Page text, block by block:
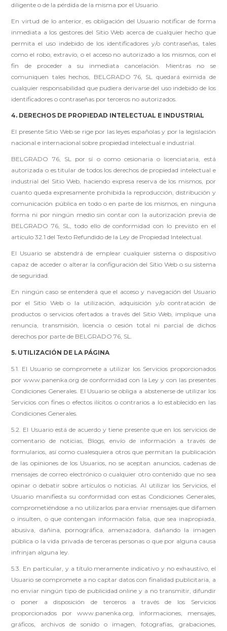
diligente o de la pérdida de la misma por el Usuario.
En virtud de lo anterior, es obligación del Usuario notificar de forma
inmediata a los gestores del Sitio Web acerca de cualquier hecho que
permita el uso indebido de los identificadores y/o contraseñas, tales
como el robo, extravío, o el acceso no autorizado a los mismos, con el
fin de proceder a su inmediata cancelación. Mientras no se
comuniquen tales hechos, BELGRADO 76, SL quedará eximida de
cualquier responsabilidad que pudiera derivarse del uso indebido de los
identificadores o contraseñas por terceros no autorizados.
4. DERECHOS DE PROPIEDAD INTELECTUAL E INDUSTRIAL
El presente Sitio Web se rige por las leyes españolas y por la legislación
nacional e internacional sobre propiedad intelectual e industrial.
BELGRADO 76, SL por sí o como cesionaria o licenciataria, está
autorizada o es titular de todos los derechos de propiedad intelectual e
industrial del Sitio Web, haciendo expresa reserva de los mismos, por
cuanto queda expresamente prohibida la reproducción, distribución y
comunicación pública en todo o en parte de los mismos, en ninguna
forma ni por ningún medio sin contar con la autorización previa de
BELGRADO 76, SL, todo ello de conformidad con lo previsto en el
artículo 32.1 del Texto Refundido de la Ley de Propiedad Intelectual.
El Usuario se abstendrá de emplear cualquier sistema o dispositivo
capaz de acceder o alterar la configuración del Sitio Web o su sistema
de seguridad.
En ningún caso se entenderá que el acceso y navegación del Usuario
por el Sitio Web o la utilización, adquisición y/o contratación de
productos o servicios ofertados a través del Sitio Web, implique una
renuncia, transmisión, licencia o cesión total ni parcial de dichos
derechos por parte de BELGRADO 76, SL.
5. UTILIZACIÓN DE LA PÁGINA
5.1. El Usuario se compromete a utilizar los Servicios proporcionados
por www.panenka.org de conformidad con la Ley y con las presentes
Condiciones Generales. El Usuario se obliga a abstenerse de utilizar los
Servicios con fines o efectos ilícitos o contrarios a lo establecido en las
Condiciones Generales.
5.2. El Usuario está de acuerdo y tiene presente que en los servicios de
comentario de noticias, Blogs, envío de información a través de
formularios, así como cualesquiera otros que permitan la publicación
de las opiniones de los Usuarios, no se aceptan anuncios, cadenas de
mensajes de correo electrónico o cualquier otro contenido que no sea
opinar o debatir sobre artículos o noticias. Al utilizar los Servicios, el
Usuario manifiesta su conformidad con estas Condiciones Generales,
comprometiéndose a no utilizarlos para enviar mensajes que difamen
o insulten, o que contengan información falsa, que sea inapropiada,
abusiva, dañina, pornográfica, amenazadora, dañando la imagen
pública o la vida privada de terceras personas o que por alguna causa
infrinjan alguna ley.
5.3. En particular, y a título meramente indicativo y no exhaustivo, el
Usuario se compromete a no captar datos con finalidad publicitaria, a
no enviar ningún tipo de publicidad online y a no transmitir, difundir
o poner a disposición de terceros a través de los Servicios
proporcionados por www.panenka.org, informaciones, mensajes,
gráficos, archivos de sonido o imagen, fotografías, grabaciones,